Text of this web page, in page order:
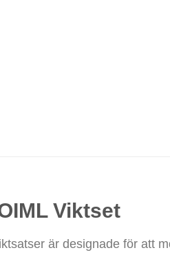
Viktset
är designade för att